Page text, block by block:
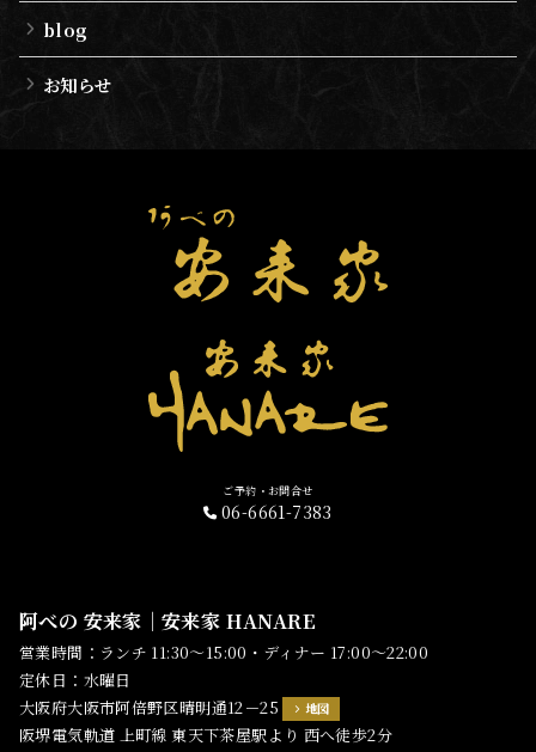
blog
お知らせ
06-6661-7383
ご予約・お問合せ
阿べの 安来家｜安来家 HANARE
営業時間：ランチ 11:30～15:00・ディナー 17:00～22:00
定休日：水曜日
大阪府大阪市阿倍野区晴明通12－25
地図
阪堺電気軌道 上町線 東天下茶屋駅より 西へ徒歩2分